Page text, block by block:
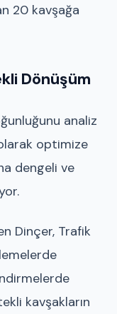
20 kavşağa
Dönüşüm
analiz
optimize
dengeli ve
Dinçer, Trafik
kavşakların